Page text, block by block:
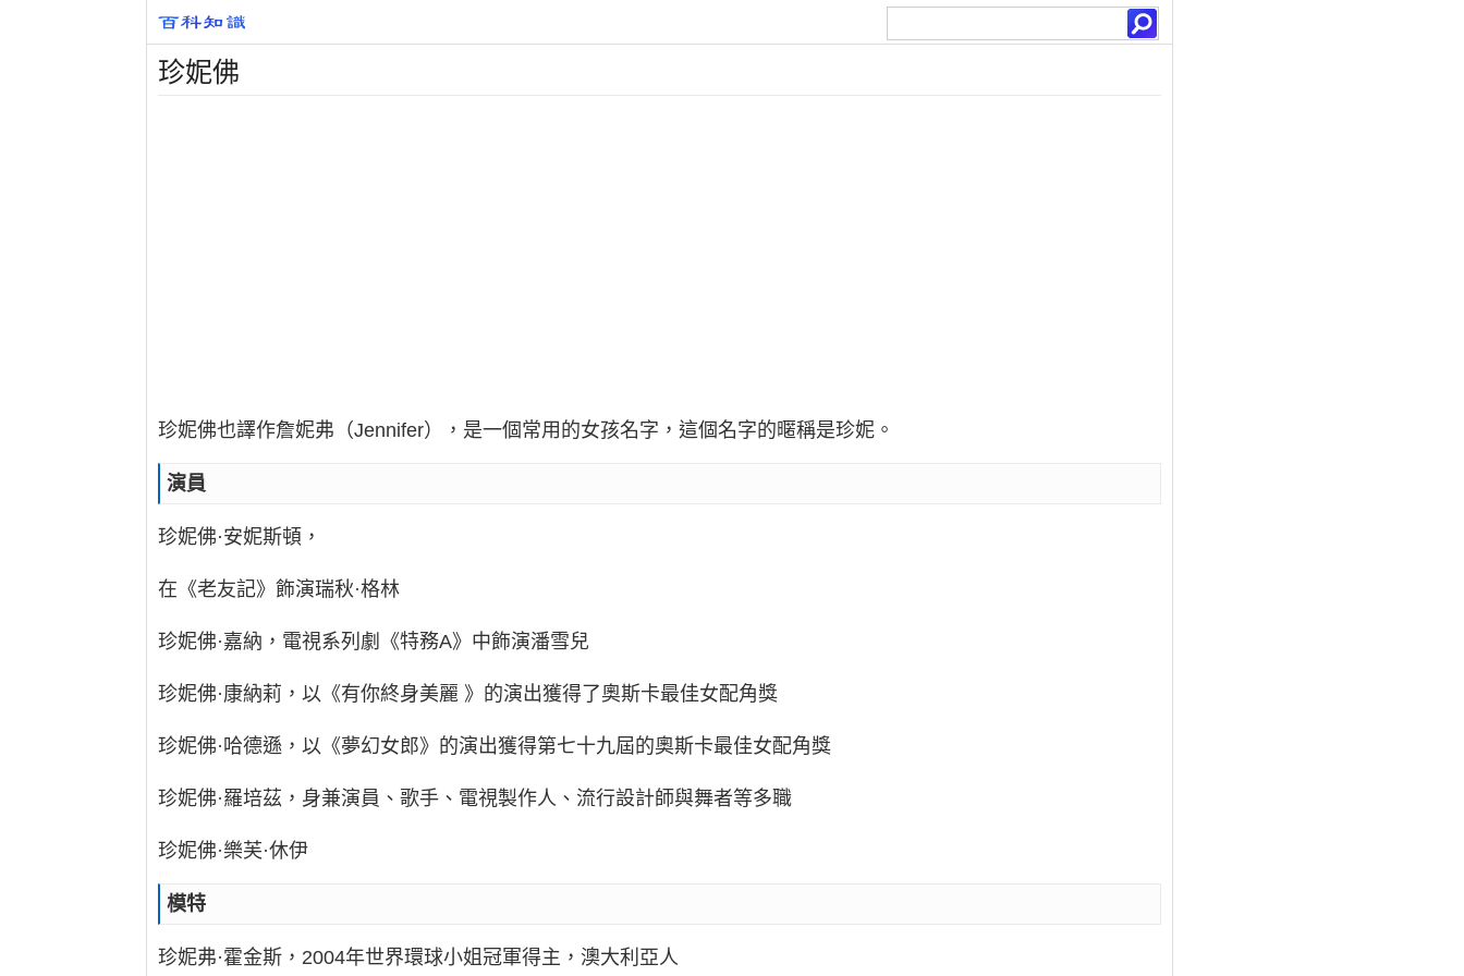
珍妮佛
珍妮佛也譯作詹妮弗（Jennifer），是一個常用的女孩名字，這個名字的暱稱是珍妮。
演員
珍妮佛·安妮斯頓，
在《老友記》飾演瑞秋·格林
珍妮佛·嘉納，電視系列劇《特務A》中飾演潘雪兒
珍妮佛·康納莉，以《有你終身美麗 》的演出獲得了奧斯卡最佳女配角獎
珍妮佛·哈德遜，以《夢幻女郎》的演出獲得第七十九屆的奧斯卡最佳女配角獎
珍妮佛·羅培茲，身兼演員、歌手、電視製作人、流行設計師與舞者等多職
珍妮佛·樂芙·休伊
模特
珍妮弗·霍金斯，2004年世界環球小姐冠軍得主，澳大利亞人